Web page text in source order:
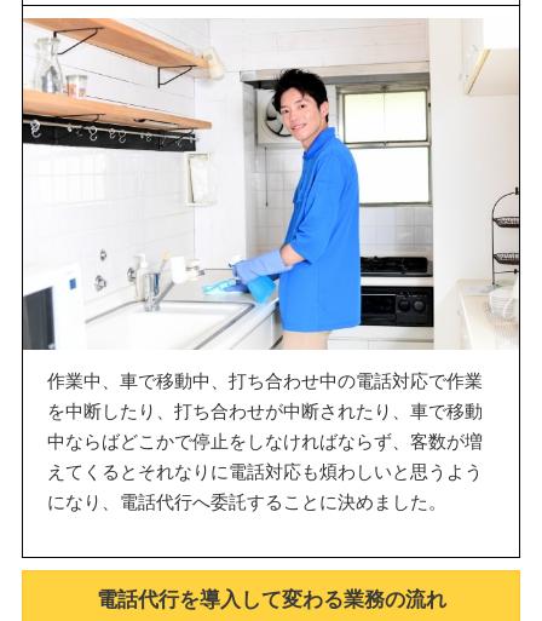
作業中、車で移動中、打ち合わせ中の電話対応で作業
を中断したり、打ち合わせが中断されたり、車で移動
中ならばどこかで停止をしなければならず、客数が増
えてくるとそれなりに電話対応も煩わしいと思うよう
になり、電話代行へ委託することに決めました。
電話代行を導入して変わる業務の流れ